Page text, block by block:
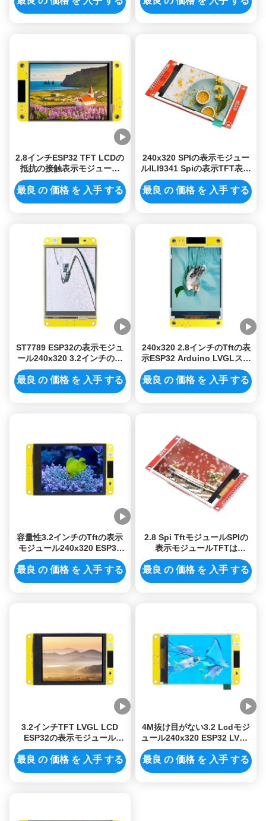
2.8インチESP32 TFT LCDの
抵抗の接触表示モジュール
240x320 Arduino LVGL Lcd
のタッチ画面 モジュール
最良 の 価格 を 入手 する
240x320 SPIの表示モジュー
ルILI9341 Spiの表示TFT表示
モジュール
最良 の 価格 を 入手 する
ST7789 ESP32の表示モジュ
ール240x320 3.2インチのタ
ッチ画面の表示モジュール
最良 の 価格 を 入手 する
240x320 2.8インチのTftの表
示ESP32 Arduino LVGLスマ
ートなLCDモジュール
最良 の 価格 を 入手 する
容量性3.2インチのTftの表示
モジュール240x320 ESP32
LVGL Spi Lcdモジュール
最良 の 価格 を 入手 する
2.8 Spi TftモジュールSPIの
表示モジュールTFTは
240x320 2.8インチSpi Tft
Lcd Ili9341を表示する
最良 の 価格 を 入手 する
3.2インチTFT LVGL LCD
ESP32の表示モジュール
240x320の決断
最良 の 価格 を 入手 する
4M抜け目がない3.2 Lcdモジ
ュール240x320 ESP32 LVGL
Tft Lcdモジュールの表示
最良 の 価格 を 入手 する